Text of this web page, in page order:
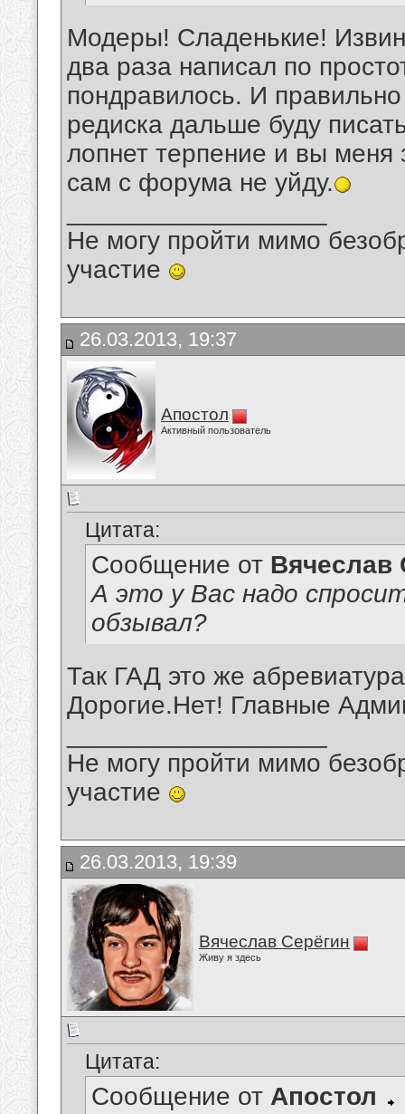
Модеры! Сладенькие!
два раза написал по
пондравилось. И
редиска дальше буду
лопнет терпение и вы меня
сам с форума не уйду.
Не могу пройти мимо
участие
26.03.2013, 19:37
Апостол
Активный пользователь
Цитата:
Сообщение от Вячеслав
А это у Вас надо
обзывал?
Так ГАД это же
Дорогие.Нет! Главные
Не могу пройти мимо
участие
26.03.2013, 19:39
Вячеслав Серёгин
Живу я здесь
Цитата:
Сообщение от Апостол